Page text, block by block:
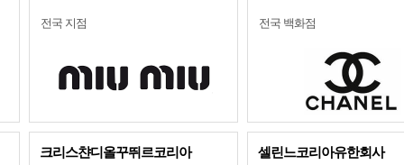
전국 지점 전국 백화점
크리스챤디올꾸뛰르코리아 셀린느코리아유한회사